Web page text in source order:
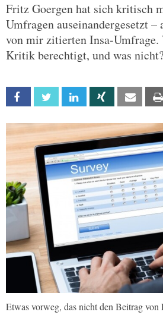
Fritz Goergen hat sich kritisch
Umfragen auseinandergesetzt
von mir zitierten Insa-Umfrage.
Kritik berechtigt, und was
Facebook Twitter Linkedin Xing Email
Etwas vorweg, das nicht den Beitrag